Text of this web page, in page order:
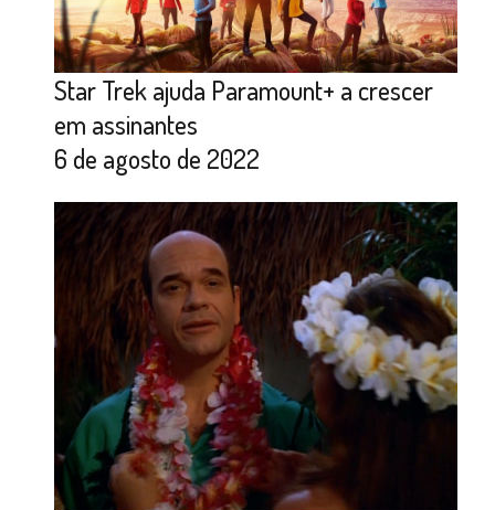
Star Trek ajuda Paramount+ a crescer
em assinantes
6 de agosto de 2022